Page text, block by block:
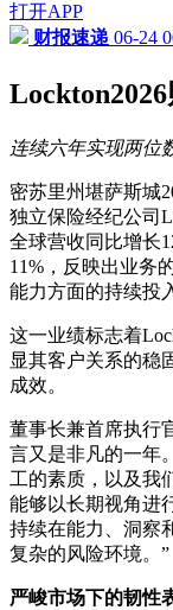
打开APP
财报速递 06-24
连续六年实现两位
密苏里州堪萨斯城
独立保险经纪公司
全球营收同比增长
11%，反映出业务
能力方面的持续投
这一业绩标志着
显其客户关系的稳
成效。
董事长兼首席执行
言又是非凡的一年
工的素质，以及我
能够以长期视角进
持续在能力、洞察
复杂的风险环境。”
严峻市场下的韧性